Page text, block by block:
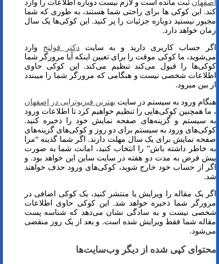
اصفهان ثبت مانده است و لازم نیست دوباره اطلاعات را وارد
کند. این کوکی ها برای راحتی شما هستند، به طوری که شما
مجبور نیستید دوباره جزئیات را پر کنید. این کوکی‌ها یک سال
زمان خواهد دارد.
اگر حساب کاربری دارید و به سایت دکتر قولنج وارد
می‌شوید، ما کوکی موقت را برای تعیین اینکه آیا مرورگر شما
کوکی‌ها را قبول می‌کند تنظیم می‌کند. این کوکی حاوی
اطلاعات شخصی نیست و هنگامی که مرورگر شما را میبندد
از بین میرود.
هنگام ورود به سیستم در سایت بهترین فیزیوتراپی در اصفهان
، ما همچنین کوکی‌هایی را تنظیم خواهیم کرد تا اطلاعات ورود
به سیستم و گزینه‌های صفحه نمایش خود را ذخیره کنید.
کوکی‌های ورود به سیستم برای دو روز و کوکی‌های گزینه‌های
صفحه نمایش برای یک سال مهلت دارند. اگر شما گذینه “مرا
به خاطر داشته باش” را انتخاب کنید، امانت شما به صورت
پیش فرض به مدت دو هفته در سایت ساین این خواهد بود. و
اگر از حساب خود خارج شوید، کوکی‌های ورود حذف خواهند
شد.
اگر یک مقاله را ویرایش یا منتشر کنید، یک کوکی اضافی در
مرورگر شما ذخیره خواهد شد. این کوکی حاوی اطلاعات
شخصی نیست و به سادگی نشان می‌دهد که شناسه پست
مقاله شما فقط ویرایش شده است. و بعد از یک روز منقضی
می‌شود.
محتوای کپی شده از دیگر وب‌سایت‌ها